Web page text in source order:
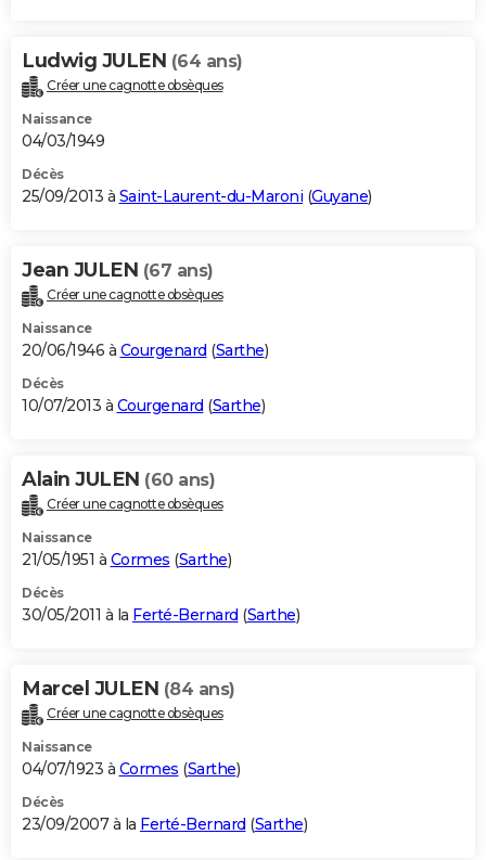
Ludwig JULEN (64 ans)
Créer une cagnotte obsèques
Naissance
04/03/1949
Décès
25/09/2013 à Saint-Laurent-du-Maroni (Guyane)
Jean JULEN (67 ans)
Créer une cagnotte obsèques
Naissance
20/06/1946 à Courgenard (Sarthe)
Décès
10/07/2013 à Courgenard (Sarthe)
Alain JULEN (60 ans)
Créer une cagnotte obsèques
Naissance
21/05/1951 à Cormes (Sarthe)
Décès
30/05/2011 à la Ferté-Bernard (Sarthe)
Marcel JULEN (84 ans)
Créer une cagnotte obsèques
Naissance
04/07/1923 à Cormes (Sarthe)
Décès
23/09/2007 à la Ferté-Bernard (Sarthe)